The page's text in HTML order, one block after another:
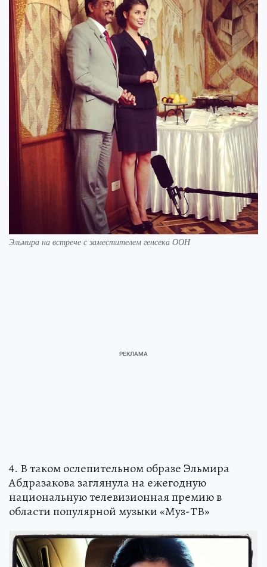
Эльмира на встрече с заместителем генсека ООН
4. В таком ослепительном образе Эльмира
Абдразакова заглянула на ежегодную
национальную телевизионная премию в
области популярной музыки «Муз-ТВ»